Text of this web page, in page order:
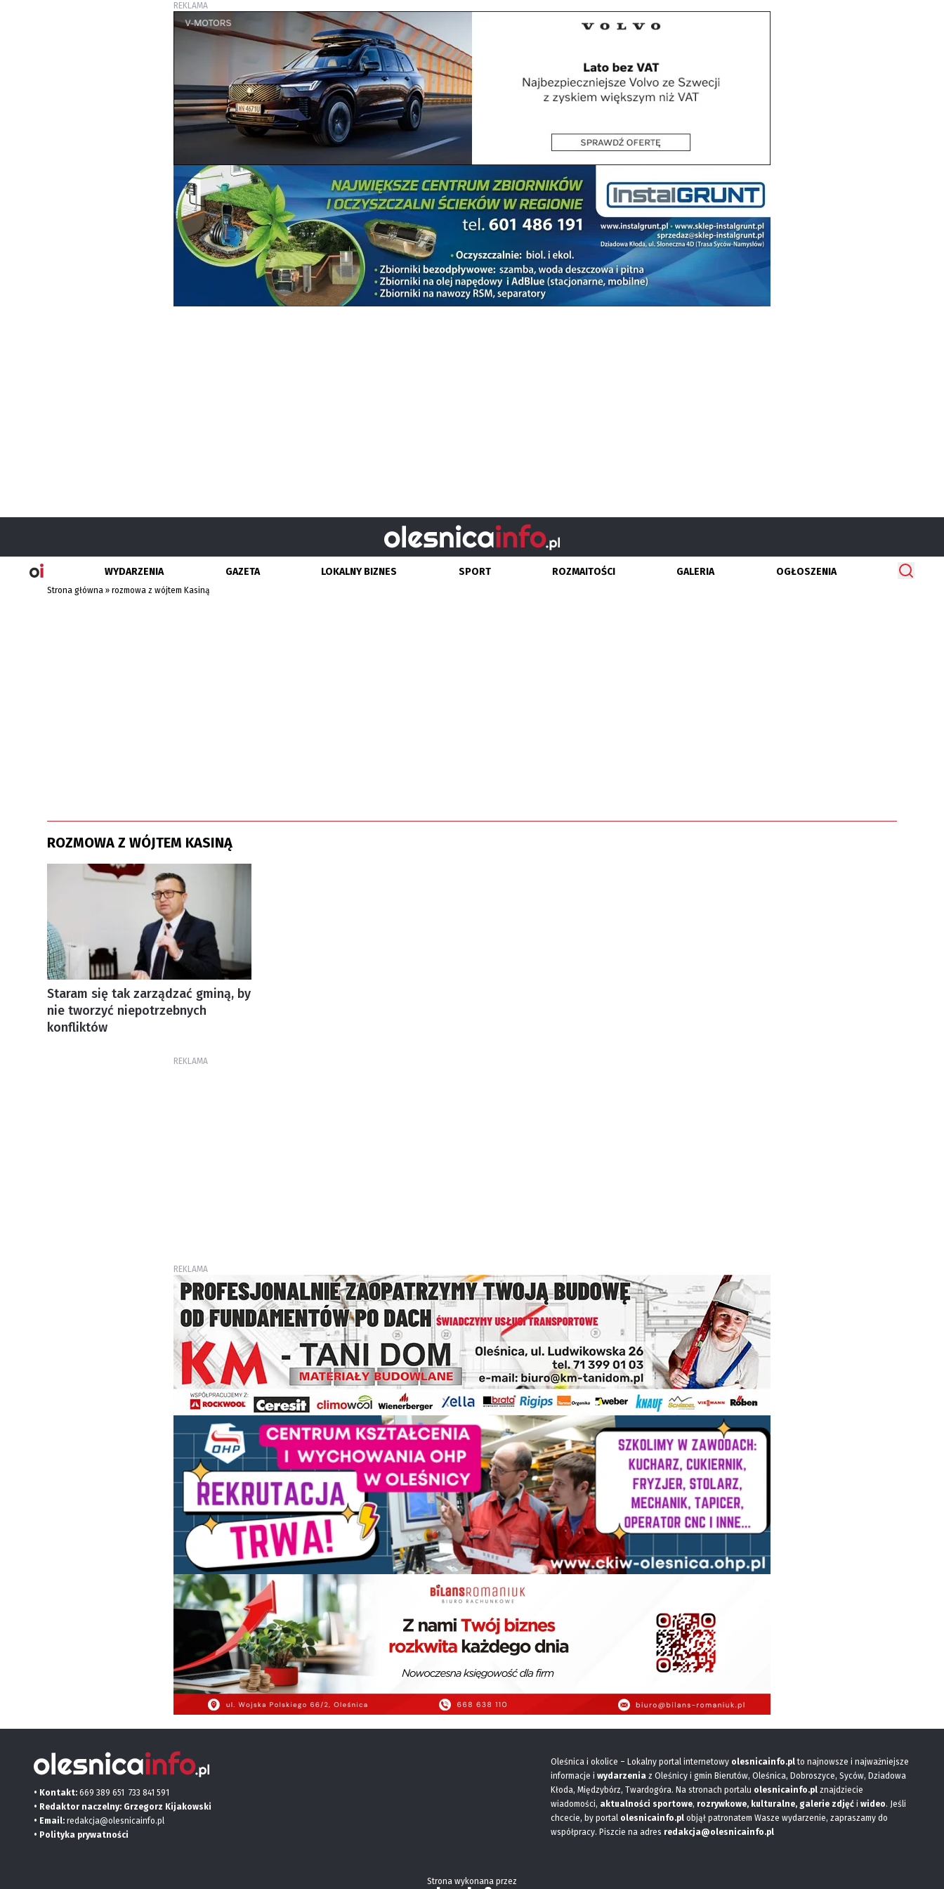
REKLAMA
WYDARZENIA GAZETA LOKALNY BIZNES SPORT ROZMAITOŚCI GALERIA OGŁOSZENIA
Strona główna »rozmowa z wójtem Kasiną
ROZMOWA Z WÓJTEM KASINĄ
Staram się tak zarządzać gminą, by
nie tworzyć niepotrzebnych
konfliktów
REKLAMA
REKLAMA
• Kontakt: 669 389 651 733 841 591
• Redaktor naczelny: Grzegorz Kijakowski
• Email: redakcja@olesnicainfo.pl
• Polityka prywatności
Oleśnica i okolice – Lokalny portal internetowy olesnicainfo.plto najnowsze i najważniejsze
informacje i wydarzenia z Oleśnicy i gmin Bierutów, Oleśnica, Dobroszyce, Syców, Dziadowa
Kłoda, Międzybórz, Twardogóra. Na stronach portalu olesnicainfo.pl znajdziecie
wiadomości, aktualności sportowe, rozrywkowe, kulturalne, galerie zdjęć i wideo. Jeśli
chcecie, by portal olesnicainfo.pl objął patronatem Wasze wydarzenie, zapraszamy do
współpracy. Piszcie na adres redakcja@olesnicainfo.pl
Strona wykonana przez